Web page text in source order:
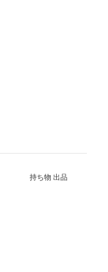
持ち物 出品